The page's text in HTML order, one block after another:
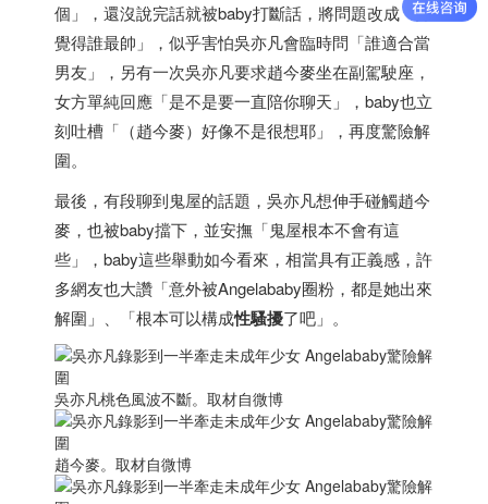
個」，還沒說完話就被baby打斷話，將問題改成「妳
覺得誰最帥」，似乎害怕吳亦凡會臨時問「誰適合當
男友」，另有一次吳亦凡要求趙今麥坐在副駕駛座，
女方單純回應「是不是要一直陪你聊天」，baby也立
刻吐槽「（趙今麥）好像不是很想耶」，再度驚險解
圍。
最後，有段聊到鬼屋的話題，吳亦凡想伸手碰觸趙今
麥，也被baby擋下，並安撫「鬼屋根本不會有這
些」，baby這些舉動如今看來，相當具有正義感，許
多網友也大讚「意外被Angelababy圈粉，都是她出來
解圍」、「根本可以構成性騷擾了吧」。
吳亦凡桃色風波不斷。取材自微博
趙今麥。取材自微博